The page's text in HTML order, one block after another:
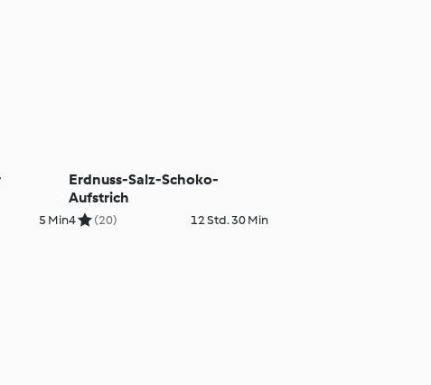
5 Min
Erdnuss-Salz-Schoko-
Aufstrich
4 (20) 12 Std. 30 Min